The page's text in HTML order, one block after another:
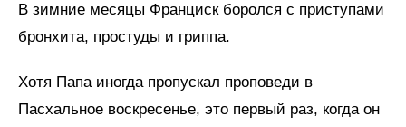
В зимние месяцы Франциск боролся с приступами
бронхита, простуды и гриппа.
Хотя Папа иногда пропускал проповеди в
Пасхальное воскресенье, это первый раз, когда он